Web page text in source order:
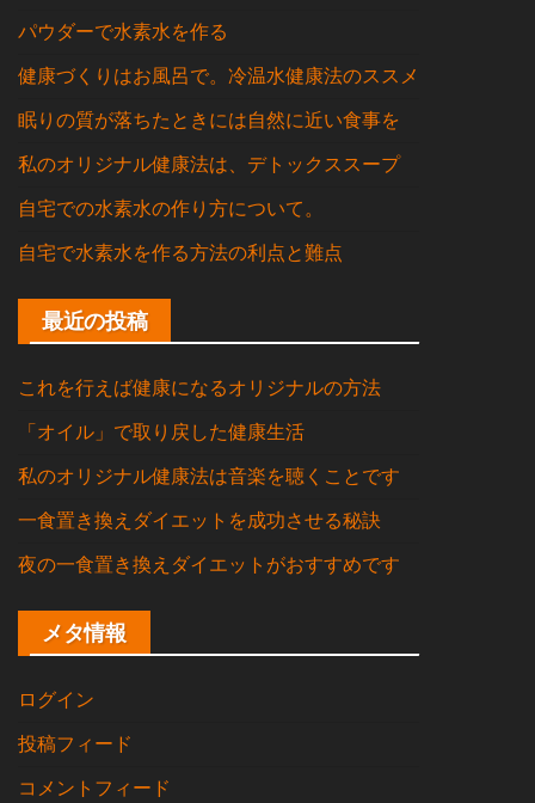
パウダーで水素水を作る
健康づくりはお風呂で。冷温水健康法のススメ
眠りの質が落ちたときには自然に近い食事を
私のオリジナル健康法は、デトックススープ
自宅での水素水の作り方について。
自宅で水素水を作る方法の利点と難点
最近の投稿
これを行えば健康になるオリジナルの方法
「オイル」で取り戻した健康生活
私のオリジナル健康法は音楽を聴くことです
一食置き換えダイエットを成功させる秘訣
夜の一食置き換えダイエットがおすすめです
メタ情報
ログイン
投稿フィード
コメントフィード